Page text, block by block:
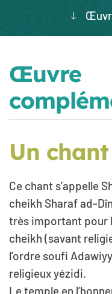
Œuvre
Un
Ce chant s’appelle
cheikh Sharaf ad-
très important pour
cheikh (savant
l’ordre soufi
religieux yézidi.
Le temple en